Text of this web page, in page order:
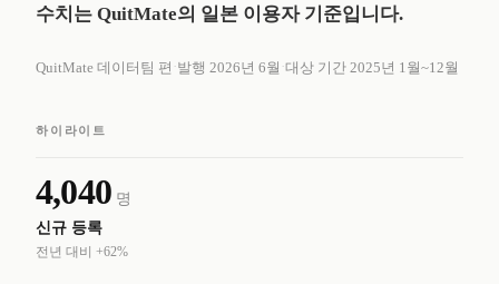
수치는 QuitMate의 일본 이용자 기준입니다.
QuitMate 데이터팀 편 ·발행 2026년 6월 ·대상 기간 2025년 1월~12월
하이라이트
4,040 명
신규 등록
전년 대비 +62%